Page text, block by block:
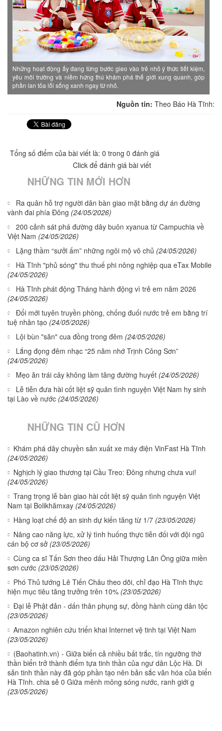
Những hoạt động ấy đang từng bước gieo vào trẻ nhỏ ý thức tiết kiệm,
yêu môi trường và niềm hứng thú khám phá thế giới xung quanh, góp
phần lan tỏa lối sống xanh ngay từ nhỏ.
Nguồn tin: Theo Báo Hà Tĩnh:
Tổng số điểm của bài viết là: 0 trong 0 đánh giá
Click để đánh giá bài viết
NHỮNG TIN MỚI HƠN
Ra quân hỗ trợ người dân bàn giao mặt bằng dự án đường
vành đai phía Đông (24/05/2026)
200 cảnh sát phá đường dây buôn xyanua từ Campuchia về
Việt Nam (24/05/2026)
Lặng thầm “sưởi ấm” những ngôi mộ vô chủ (24/05/2026)
Hà Tĩnh "phủ sóng" thu thuế phi nông nghiệp qua eTax Mobile
(24/05/2026)
Hà Tĩnh phát động Tháng hành động vì trẻ em năm 2026
(24/05/2026)
Đổi mới tuyên truyền phòng, chống đuối nước trẻ em bằng trí
tuệ nhân tạo (24/05/2026)
Lội bùn "săn" cua đồng trong đêm (24/05/2026)
Lắng đọng đêm nhạc “25 năm nhớ Trịnh Công Sơn”
(24/05/2026)
Mẹo ăn trái cây không làm tăng đường huyết (24/05/2026)
Lễ tiễn đưa hài cốt liệt sỹ quân tình nguyện Việt Nam hy sinh
tại Lào về nước (24/05/2026)
NHỮNG TIN CŨ HƠN
Khám phá dây chuyền sản xuất xe máy điện VinFast Hà Tĩnh
(24/05/2026)
Nghịch lý giao thương tại Cầu Treo: Đông nhưng chưa vui!
(24/05/2026)
Trang trọng lễ bàn giao hài cốt liệt sỹ quân tình nguyện Việt
Nam tại Bolikhămxay (24/05/2026)
Hàng loạt chế độ an sinh dự kiến tăng từ 1/7 (23/05/2026)
Nâng cao năng lực, xử lý tình huống thực tiễn đối với đội ngũ
cán bộ cơ sở (23/05/2026)
Cùng ca sĩ Tấn Sơn theo dấu Hải Thượng Lãn Ông giữa miền
sơn cước (23/05/2026)
Phó Thủ tướng Lê Tiến Châu theo dõi, chỉ đạo Hà Tĩnh thực
hiện mục tiêu tăng trưởng trên 10% (23/05/2026)
Đại lễ Phật đản - dấn thân phụng sự, đồng hành cùng dân tộc
(23/05/2026)
Amazon nghiên cứu triển khai Internet vệ tinh tại Việt Nam
(23/05/2026)
(Baohatinh.vn) - Giữa biển cả nhiều bất trắc, tín ngưỡng thờ
thần biển trở thành điểm tựa tinh thần của ngư dân Lộc Hà. Di
sản tinh thần này đã góp phần tạo nên bản sắc văn hóa của biển
Hà Tĩnh. chia sẻ 0 Giữa mênh mông sóng nước, ranh giới g
(23/05/2026)